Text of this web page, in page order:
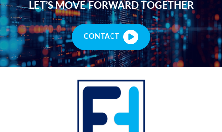
LET’S MOVE FORWARD TOGETHER
CONTACT